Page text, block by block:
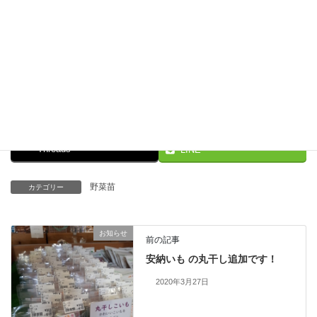
Threads LINE
カテゴリー 野菜苗
お知らせ
前の記事
安納いも の丸干し追加です！
2020年3月27日